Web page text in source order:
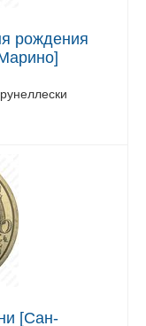
рождения
[Сан-